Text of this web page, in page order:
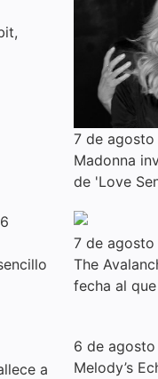
7 de
Madonna
de 'Love
7 de
The
fecha al
a
6 de
Melody’s